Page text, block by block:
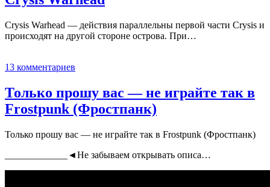
Crysis Warhead — действия параллельны первой части Crysis и
происходят на другой стороне острова. При…
13 комментариев
Только прошу вас — не играйте так в
Frostpunk (Фростпанк)
Только прошу вас — не играйте так в Frostpunk (Фростпанк)
_____________◄Не забываем открывать описа…